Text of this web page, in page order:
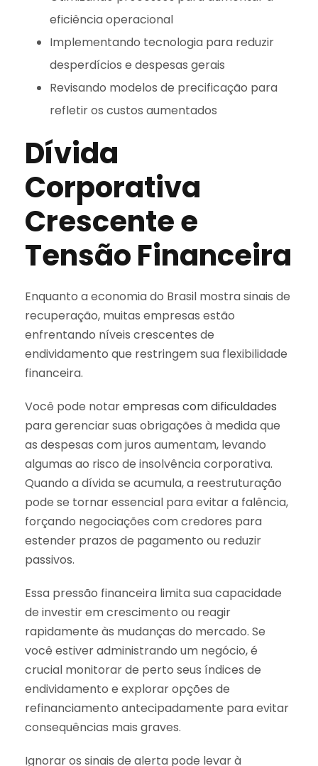
eficiência operacional
Implementando tecnologia para reduzir
desperdícios e despesas gerais
Revisando modelos de precificação para
refletir os custos aumentados
Dívida
Corporativa
Crescente e
Tensão Financeira
Enquanto a economia do Brasil mostra sinais de
recuperação, muitas empresas estão
enfrentando níveis crescentes de
endividamento que restringem sua flexibilidade
financeira.
Você pode notarempresas com dificuldades
para gerenciar suas obrigações à medida que
as despesas com juros aumentam, levando
algumas ao risco de insolvência corporativa.
Quando a dívida se acumula, a reestruturação
pode se tornar essencial para evitar a falência,
forçando negociações com credores para
estender prazos de pagamento ou reduzir
passivos.
Essa pressão financeira limita sua capacidade
de investir em crescimento ou reagir
rapidamente às mudanças do mercado. Se
você estiver administrando um negócio, é
crucial monitorar de perto seus índices de
endividamento e explorar opções de
refinanciamento antecipadamente para evitar
consequências mais graves.
Ignorar os sinais de alerta pode levar à